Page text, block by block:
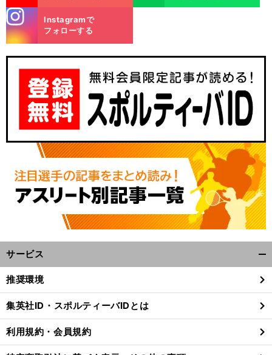
m
Instagramで
フォローする
サービス
閉
る
推奨環境
集英社ID・スポルティーバIDとは
利用規約・会員規約